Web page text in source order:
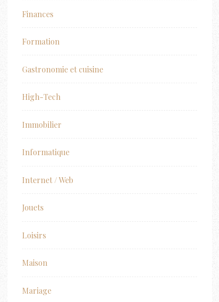
Finances
Formation
Gastronomie et cuisine
High-Tech
Immobilier
Informatique
Internet / Web
Jouets
Loisirs
Maison
Mariage